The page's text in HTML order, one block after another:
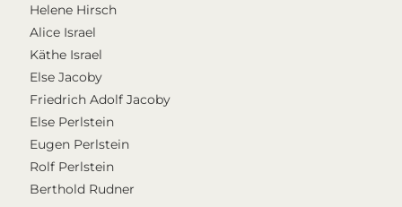
Helene Hirsch
Alice Israel
Käthe Israel
Else Jacoby
Friedrich Adolf Jacoby
Else Perlstein
Eugen Perlstein
Rolf Perlstein
Berthold Rudner